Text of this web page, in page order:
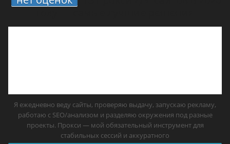
Я ежедневно веду сайты, проверяю выдачу, запускаю рекламу,
работаю с SEO/анализом и разделяю окружения под разные
проекты. Прокси — мой обязательный инструмент для
стабильных сессий и аккуратного